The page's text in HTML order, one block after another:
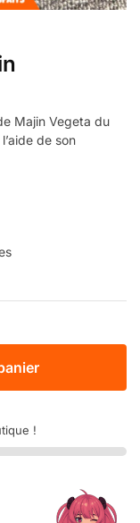
Majin Vegeta du
de son
!